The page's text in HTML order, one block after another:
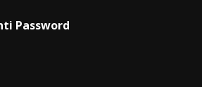
Password